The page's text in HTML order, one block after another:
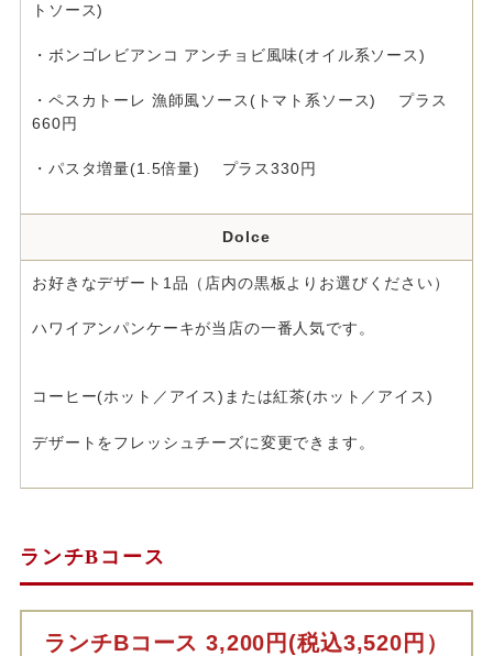
トソース)
・ボンゴレビアンコ アンチョビ風味(オイル系ソース)
・ペスカトーレ 漁師風ソース(トマト系ソース) プラス
660円
・パスタ増量(1.5倍量) プラス330円
Dolce
お好きなデザート1品（店内の黒板よりお選びください）
ハワイアンパンケーキが当店の一番人気です。
コーヒー(ホット／アイス)または紅茶(ホット／アイス)
デザートをフレッシュチーズに変更できます。
ランチBコース
ランチBコース 3,200円(税込3,520円）